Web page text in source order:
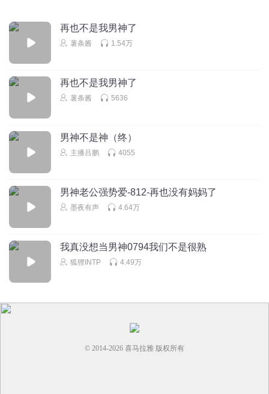
再也不是我男神了
薯条酱 1.54万
再也不是我男神了
薯条酱 5636
男神不是神（终）
主播吕鹏 4055
男神老公强势爱-812-再也没有妈妈了
墨夜有声 4.64万
我真没想当男神0794我们不是很熟
狐狸INTP 4.49万
© 2014-2026 喜马拉雅 版权所有